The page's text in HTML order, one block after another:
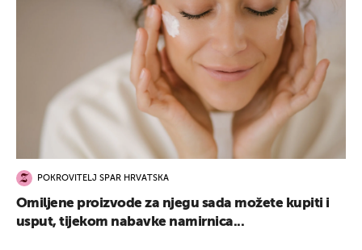
POKROVITELJ SPAR HRVATSKA
Omiljene proizvode za njegu sada možete kupiti i
usput, tijekom nabavke namirnica...